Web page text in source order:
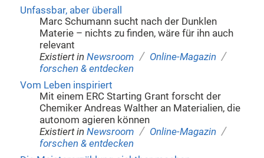
Unfassbar, aber überall
Marc Schumann sucht nach der Dunklen
Materie – nichts zu finden, wäre für ihn auch
relevant
Existiert in Newsroom / Online-Magazin /
forschen & entdecken
Vom Leben inspiriert
Mit einem ERC Starting Grant forscht der
Chemiker Andreas Walther an Materialien, die
autonom agieren können
Existiert in Newsroom / Online-Magazin /
forschen & entdecken